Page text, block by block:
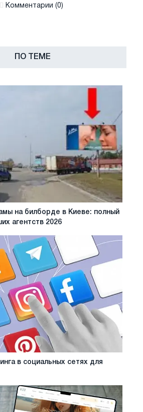
Комментарии (0)
ПО ТЕМЕ
на билборде в Киеве: полный
агентств 2026
в социальных сетях для